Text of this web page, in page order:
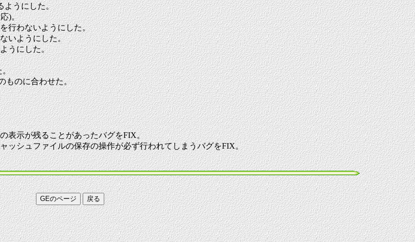
ようにした。
)。
行わないようにした。
いようにした。
うにした。
。
ものに合わせた。
表示が残ることがあったバグをFIX。
ッシュファイルの保存の操作が必ず行われてしまうバグをFIX。